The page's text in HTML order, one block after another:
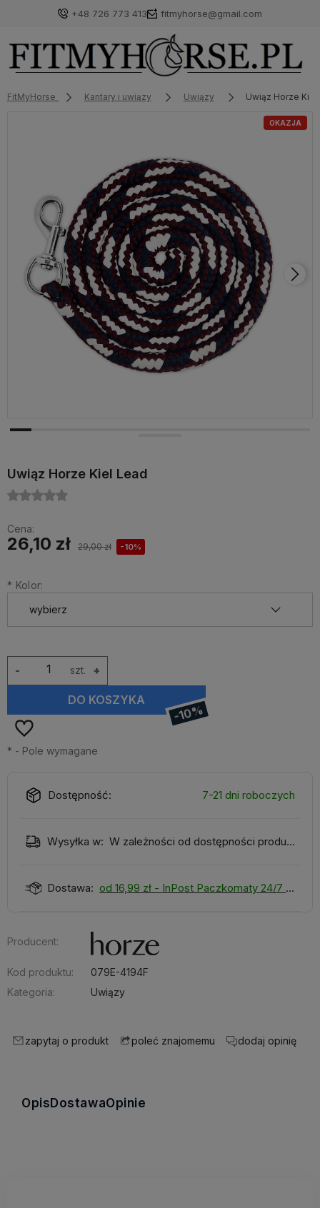
+48 726 773 413 fitmyhorse@gmail.com
FitMyHorse Kantary i uwiązy Uwiązy Uwiąz Horze Kiel
OKAZJA
Uwiąz Horze Kiel Lead
Cena:
26,10 zł 29,00 zł -10%
* Kolor:
szt. +
-
DO KOSZYKA
-10%
* - Pole wymagane
Dostępność: 7-21 dni roboczych
Wysyłka w: W zależności od dostępności produktu
Dostawa: od 16,99 zł - InPost Paczkomaty 24/7
Producent:
Kod produktu:
079E-4194F
Kategoria:
Uwiązy
zapytaj o produkt poleć znajomemu dodaj opinię
OpisDostawaOpinie